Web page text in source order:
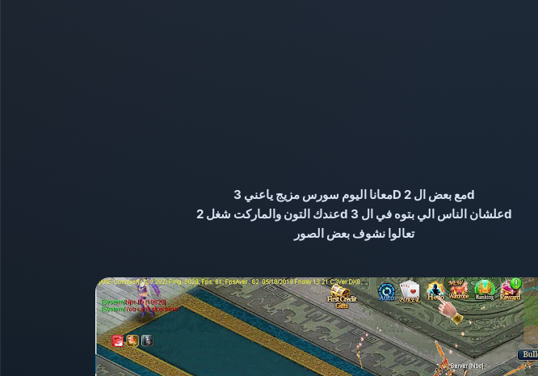
معانا اليوم سورس مزيج ياعني 3D مع بعض ال 2d
عندك التون والماركت شغل 2d علشان الناس الي بتوه في ال 3d
تعالوا نشوف بعض الصور